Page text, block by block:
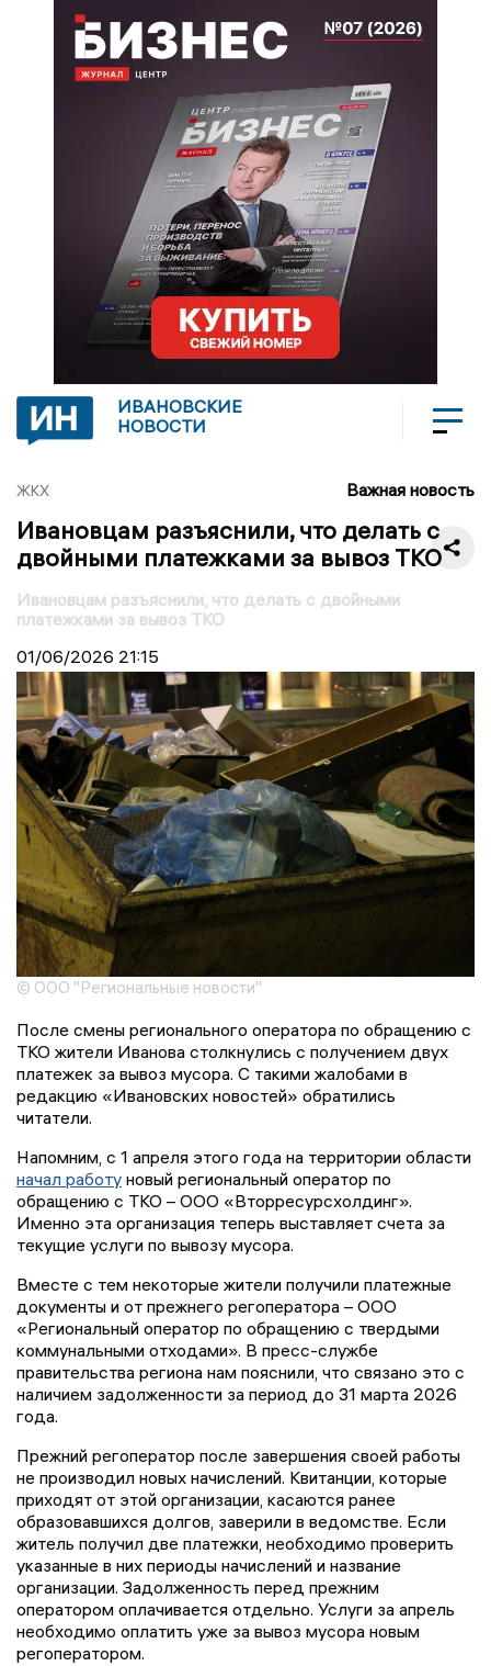
ИВАНОВСКИЕ
НОВОСТИ
ЖКХ Важная новость
Ивановцам разъяснили, что делать с
двойными платежками за вывоз ТКО
Ивановцам разъяснили, что делать с двойными
платежками за вывоз ТКО
01/06/2026 21:15
© ООО "Региональные новости"
После смены регионального оператора по обращению с
ТКО жители Иванова столкнулись с получением двух
платежек за вывоз мусора. С такими жалобами в
редакцию «Ивановских новостей» обратились
читатели.
Напомним, с 1 апреля этого года на территории области
начал работу новый региональный оператор по
обращению с ТКО – ООО «Вторресурсхолдинг».
Именно эта организация теперь выставляет счета за
текущие услуги по вывозу мусора.
Вместе с тем некоторые жители получили платежные
документы и от прежнего регоператора – ООО
«Региональный оператор по обращению с твердыми
коммунальными отходами». В пресс-службе
правительства региона нам пояснили, что связано это с
наличием задолженности за период до 31 марта 2026
года.
Прежний регоператор после завершения своей работы
не производил новых начислений. Квитанции, которые
приходят от этой организации, касаются ранее
образовавшихся долгов, заверили в ведомстве. Если
житель получил две платежки, необходимо проверить
указанные в них периоды начислений и название
организации. Задолженность перед прежним
оператором оплачивается отдельно. Услуги за апрель
необходимо оплатить уже за вывоз мусора новым
регоператором.